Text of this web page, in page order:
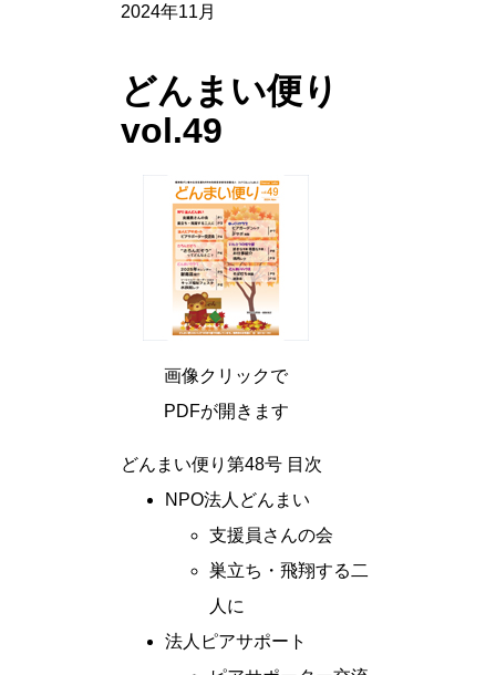
2024年11月
どんまい便り
vol.49
画像クリックで
PDFが開きます
どんまい便り第48号 目次
NPO法人どんまい
支援員さんの会
巣立ち・飛翔する二
人に
法人ピアサポート